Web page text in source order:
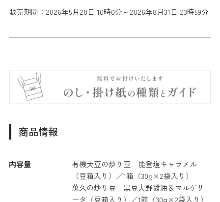
販売期間：2026年5月28日 10時0分～2026年8月31日 23時59分
商品情報
内容量
有機大豆の炒り豆 能登塩キャラメル
（豆箱入り）／1箱（30g×2袋入り）
萬久の炒り豆 黒豆大野醤油＆マルゲリ
ータ（豆箱入り）／1箱（30g×2袋入り）